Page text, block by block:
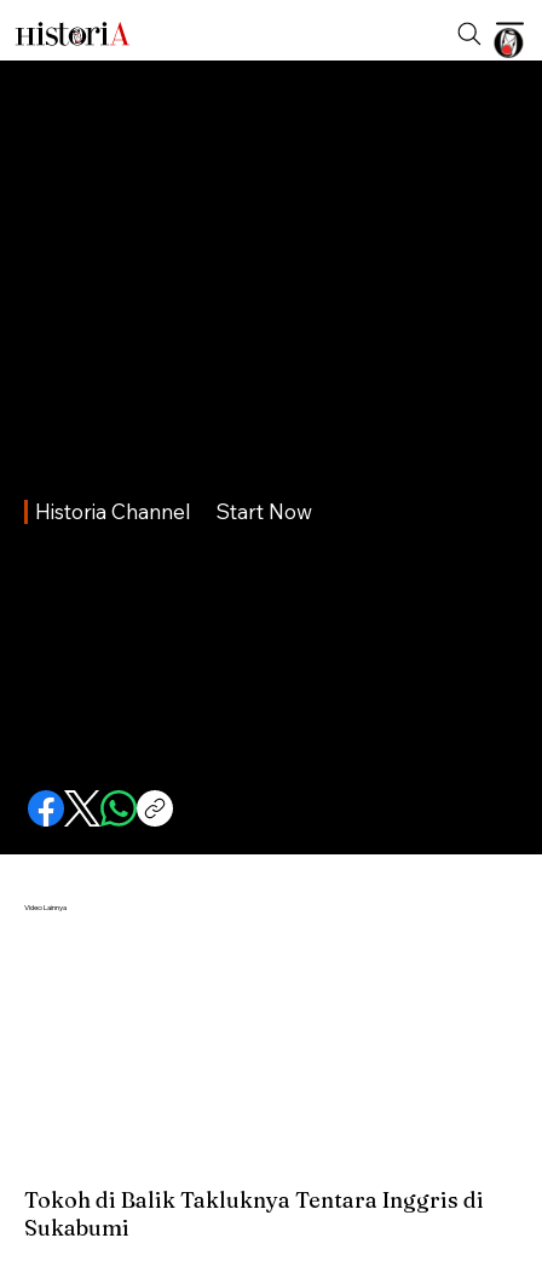
Historia Channel Start Now
Video Lainnya
Tokoh di Balik Takluknya Tentara Inggris di
Sukabumi